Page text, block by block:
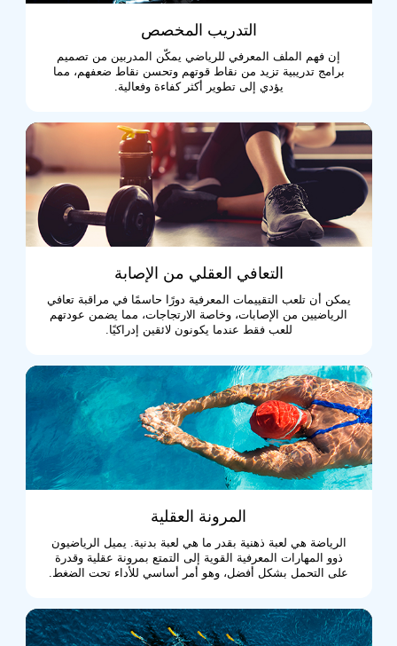
التدريب المخصص
إن فهم الملف المعرفي للرياضي يمكّن المدربين من تصميم
برامج تدريبية تزيد من نقاط قوتهم وتحسن نقاط ضعفهم، مما
يؤدي إلى تطوير أكثر كفاءة وفعالية.
التعافي العقلي من الإصابة
يمكن أن تلعب التقييمات المعرفية دورًا حاسمًا في مراقبة تعافي
الرياضيين من الإصابات، وخاصة الارتجاجات، مما يضمن عودتهم
للعب فقط عندما يكونون لائقين إدراكيًا.
المرونة العقلية
الرياضة هي لعبة ذهنية بقدر ما هي لعبة بدنية. يميل الرياضيون
ذوو المهارات المعرفية القوية إلى التمتع بمرونة عقلية وقدرة
على التحمل بشكل أفضل، وهو أمر أساسي للأداء تحت الضغط.